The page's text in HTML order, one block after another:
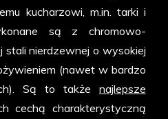
kucharzowi, m.in. tarki i
są z chromowo-
stali nierdzewnej o wysokiej
(nawet w bardzo
Są to także najlepsze
cechą charakterystyczną